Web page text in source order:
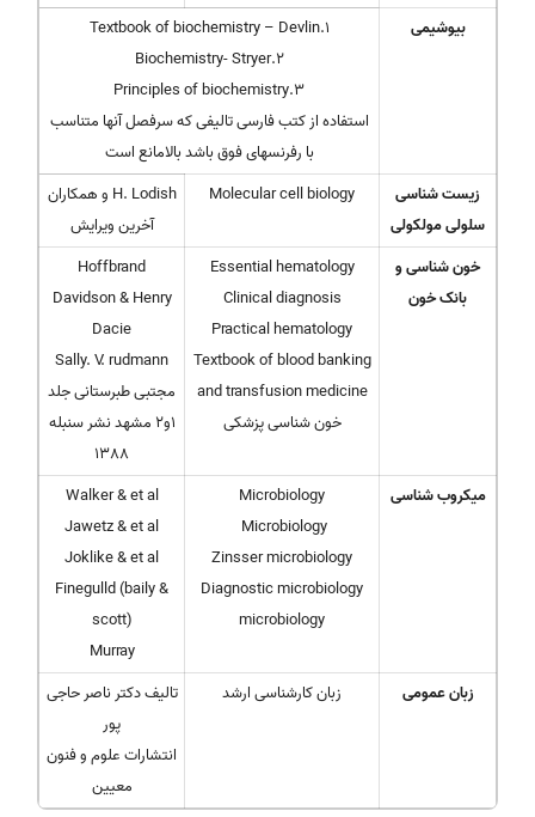
بیوشیمی
1.Textbook of biochemistry – Devlin
2.Biochemistry- Stryer
3.Principles of biochemistry
استفاده از کتب فارسی تالیفی که سرفصل آنها متناسب
با رفرنسهای فوق باشد بالامانع است
زیست شناسی
سلولی مولکولی
Molecular cell biology
H. Lodish و همکاران
آخرین ویرایش
خون شناسی و
بانک خون
Essential hematology
Clinical diagnosis
Practical hematology
Textbook of blood banking
and transfusion medicine
خون شناسی پزشکی
Hoffbrand
Davidson & Henry
Dacie
Sally. V. rudmann
مجتبی طبرستانی جلد
1و2 مشهد نشر سنبله
1388
میکروب شناسی
Microbiology
Microbiology
Zinsser microbiology
Diagnostic microbiology
microbiology
Walker & et al
Jawetz & et al
Joklike & et al
Finegulld (baily &
scott)
Murray
زبان عمومی
زبان کارشناسی ارشد
تالیف دکتر ناصر حاجی
پور
انتشارات علوم و فنون
معیین